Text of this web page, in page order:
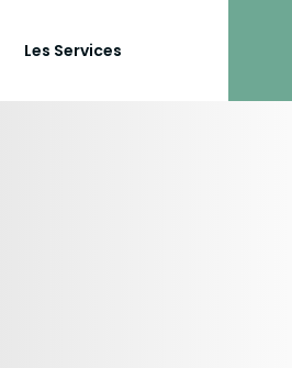
Les Services